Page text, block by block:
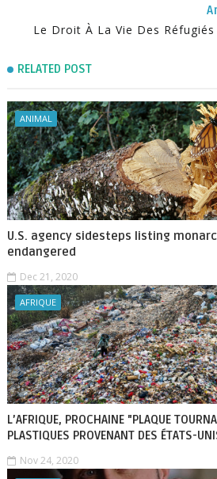
Le Droit À La Vie Des
RELATED POST
ANIMAL
U.S. agency sidesteps listing
endangered
Dec 21, 2020
AFRIQUE
L’AFRIQUE, PROCHAINE "PLAQUE
PLASTIQUES PROVENANT DES ÉTATS-
Nov 24, 2020